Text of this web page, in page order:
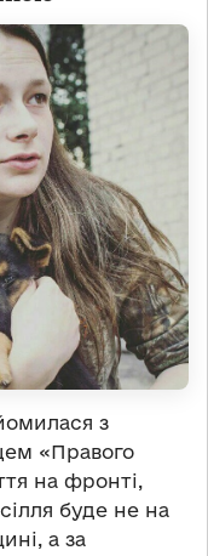
з
«Правого
на фронті,
буде не на
а за